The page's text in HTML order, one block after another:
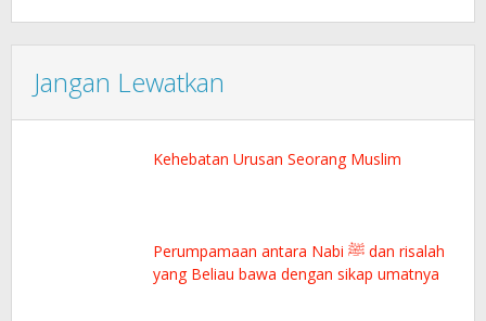
Jangan Lewatkan
Kehebatan Urusan Seorang Muslim
Perumpamaan antara Nabi ﷺ dan risalah
yang Beliau bawa dengan sikap umatnya